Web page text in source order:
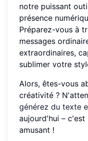
notre puissant
présence
Préparez-vous à
messages
extraordinaires,
sublimer votre
Alors, êtes-vous
créativité ?
générez du texte
aujourd'hui –
amusant !